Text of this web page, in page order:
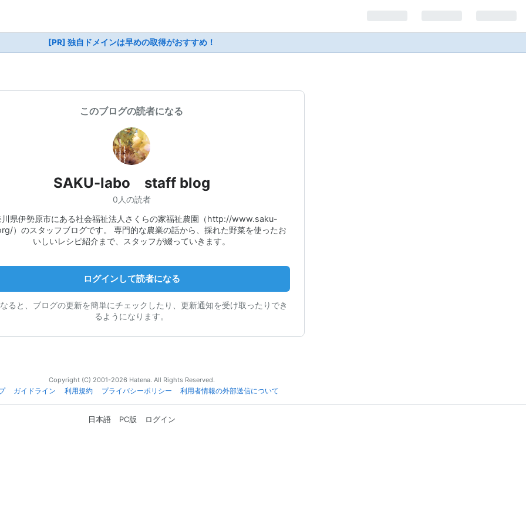
[PR] 独自ドメインは早めの取得がおすすめ！
このブログの読者になる
SAKU-labo staff blog
0人の読者
川県伊勢原市にある社会福祉法人さくらの家福祉農園（http://www.saku-
）のスタッフブログです。 専門的な農業の話から、採れた野菜を使ったお
いしいレシピ紹介まで、スタッフが綴っていきます。
ログインして読者になる
ると、ブログの更新を簡単にチェックしたり、更新通知を受け取ったりでき
るようになります。
Copyright (C) 2001-2026 Hatena. All Rights Reserved.
ガイドライン 利用規約 プライバシーポリシー 利用者情報の外部送信について
日本語 PC版 ログイン